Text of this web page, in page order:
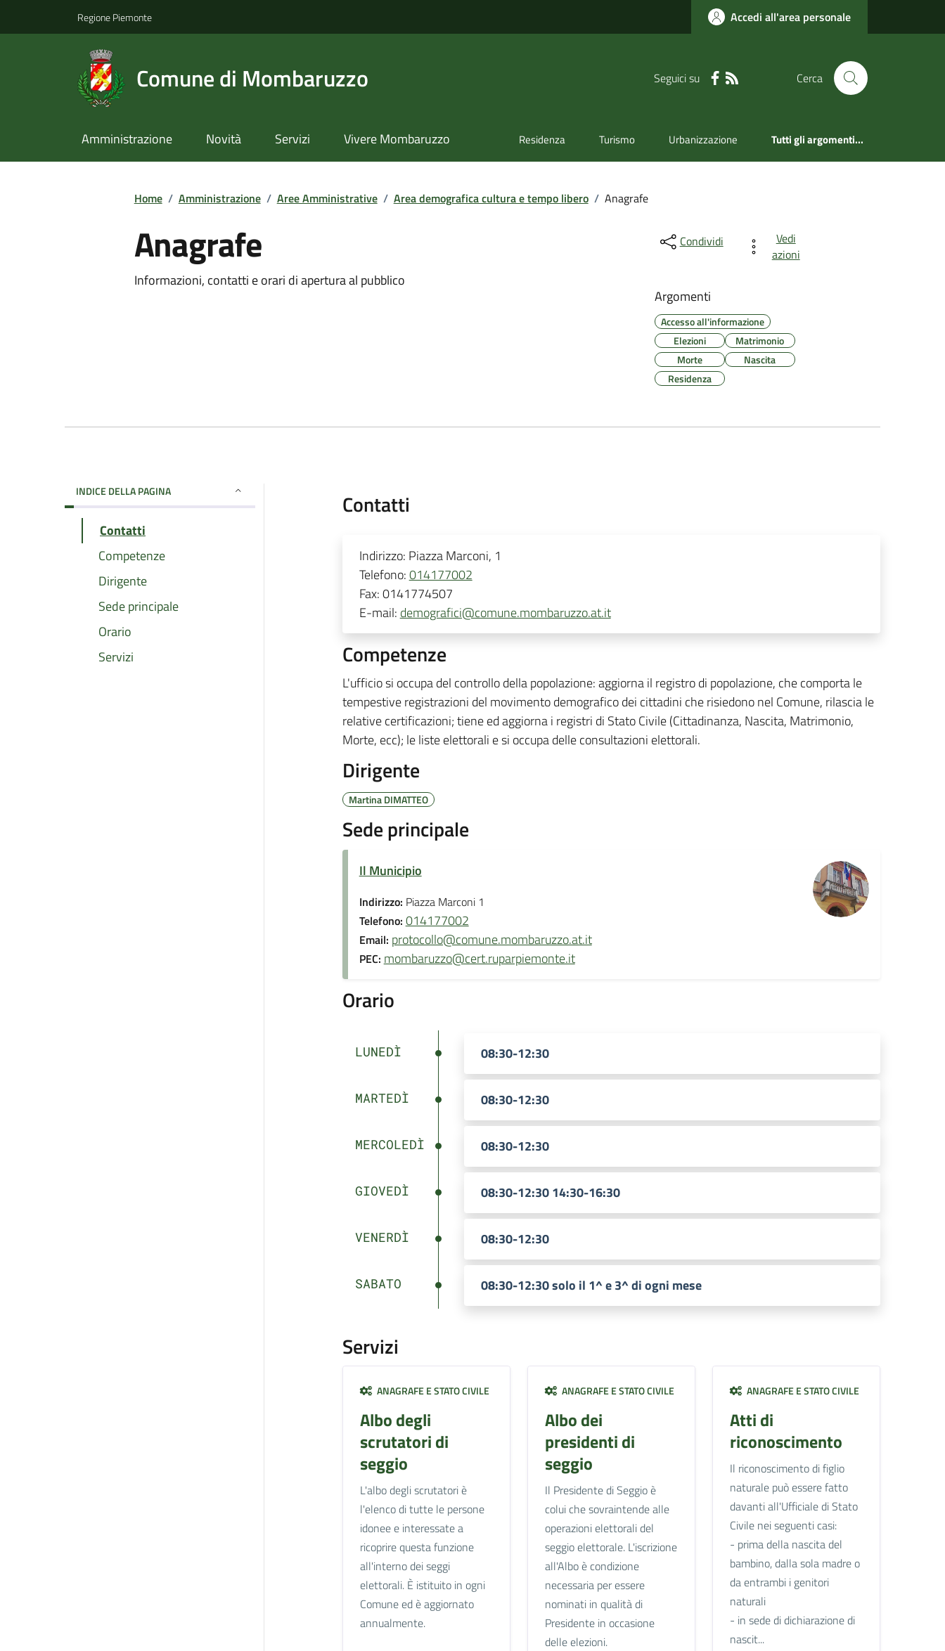
Regione Piemonte Accedi all'area personale
Comune di Mombaruzzo Seguici su Cerca
Amministrazione Novità Servizi Vivere Mombaruzzo Residenza Turismo Urbanizzazione Tutti gli argomenti...
Home / Amministrazione / Aree Amministrative / Area demografica cultura e tempo libero / Anagrafe
Anagrafe
Informazioni, contatti e orari di apertura al pubblico
Condividi
Vedi
azioni
Argomenti
Accesso all'informazione
Elezioni
Matrimonio
Morte
Nascita
Residenza
INDICE DELLA PAGINA
Contatti
Competenze
Dirigente
Sede principale
Orario
Servizi
Contatti
Indirizzo: Piazza Marconi, 1
Telefono:014177002
Fax:0141774507
E-mail: demografici@comune.mombaruzzo.at.it
Competenze
L'ufficio si occupa del controllo della popolazione: aggiorna il registro di popolazione, che comporta le
tempestive registrazioni del movimento demografico dei cittadini che risiedono nel Comune, rilascia le
relative certificazioni; tiene ed aggiorna i registri di Stato Civile (Cittadinanza, Nascita, Matrimonio,
Morte, ecc); le liste elettorali e si occupa delle consultazioni elettorali.
Dirigente
Martina DIMATTEO
Sede principale
Il Municipio
Indirizzo: Piazza Marconi 1
Telefono: 014177002
Email: protocollo@comune.mombaruzzo.at.it
PEC: mombaruzzo@cert.ruparpiemonte.it
Orario
LUNEDÌ 08:30-12:30
MARTEDÌ 08:30-12:30
MERCOLEDÌ 08:30-12:30
GIOVEDÌ 08:30-12:30 14:30-16:30
VENERDÌ 08:30-12:30
SABATO 08:30-12:30 solo il 1^ e 3^ di ogni mese
Servizi
ANAGRAFE E STATO CIVILE
Albo degli
scrutatori di
seggio
L'albo degli scrutatori è
l'elenco di tutte le persone
idonee e interessate a
ricoprire questa funzione
all'interno dei seggi
elettorali. È istituito in ogni
Comune ed è aggiornato
annualmente.
ANAGRAFE E STATO CIVILE
Albo dei
presidenti di
seggio
Il Presidente di Seggio è
colui che sovraintende alle
operazioni elettorali del
seggio elettorale. L'iscrizione
all'Albo è condizione
necessaria per essere
nominati in qualità di
Presidente in occasione
delle elezioni.
ANAGRAFE E STATO CIVILE
Atti di
riconoscimento
Il riconoscimento di figlio
naturale può essere fatto
davanti all'Ufficiale di Stato
Civile nei seguenti casi:
- prima della nascita del
bambino, dalla sola madre o
da entrambi i genitori
naturali
- in sede di dichiarazione di
nascit...